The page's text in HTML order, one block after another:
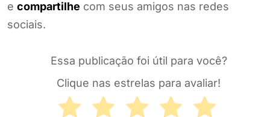
e compartilhe com seus amigos nas redes
sociais.
Essa publicação foi útil para você?
Clique nas estrelas para avaliar!